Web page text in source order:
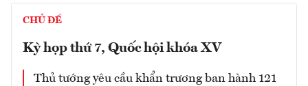
CHỦ ĐỀ
Kỳ họp thứ 7, Quốc hội khóa XV
Thủ tướng yêu cầu khẩn trương ban hành 121